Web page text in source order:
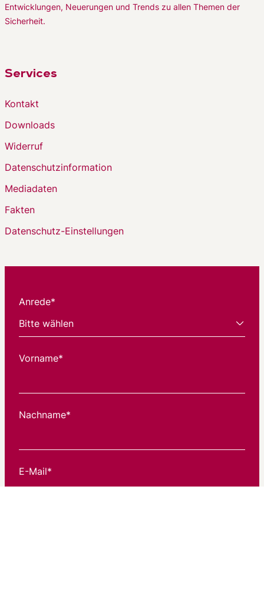
Entwicklungen, Neuerungen und Trends zu allen Themen der
Sicherheit.
Services
Kontakt
Downloads
Widerruf
Datenschutzinformation
Mediadaten
Fakten
Datenschutz-Einstellungen
Anrede*
Vorname*
Nachname*
E-Mail*